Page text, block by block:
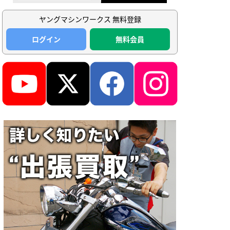
ヤングマシンワークス 無料登録
ログイン
無料会員